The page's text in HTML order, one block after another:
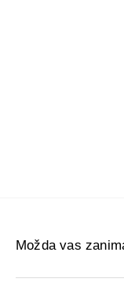
Možda vas